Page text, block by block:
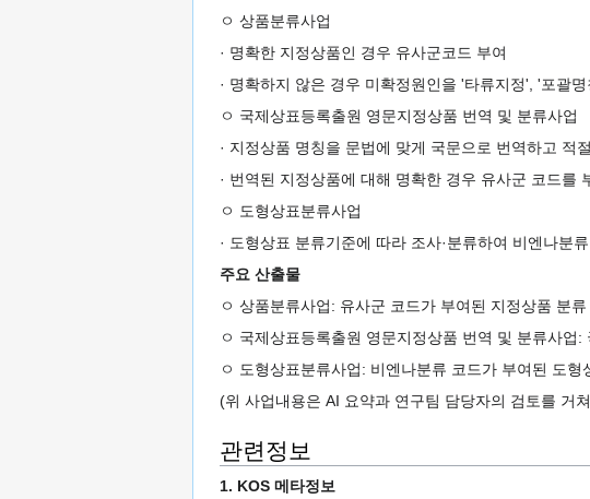
ㅇ 상품분류사업
· 명확한 지정상품인 경우 유사군코드 부여
· 명확하지 않은 경우 미확정원인을 '타류지정', '포괄
ㅇ 국제상표등록출원 영문지정상품 번역 및 분류사업
· 지정상품 명칭을 문법에 맞게 국문으로 번역하고 적
· 번역된 지정상품에 대해 명확한 경우 유사군 코드를
ㅇ 도형상표분류사업
· 도형상표 분류기준에 따라 조사·분류하여 비엔나분
주요 산출물
ㅇ 상품분류사업: 유사군 코드가 부여된 지정상품 분류
ㅇ 국제상표등록출원 영문지정상품 번역 및 분류사
ㅇ 도형상표분류사업: 비엔나분류 코드가 부여된 도형
(위 사업내용은 AI 요약과 연구팀 담당자의 검토를 거
관련정보
1. KOS 메타정보